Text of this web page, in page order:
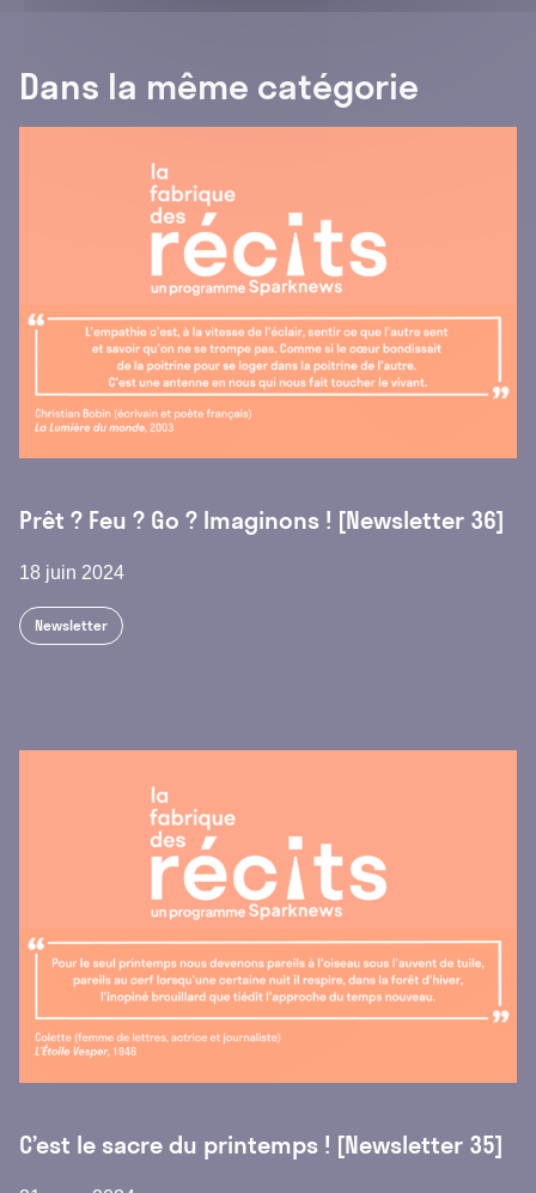
Dans la même catégorie
Prêt ? Feu ? Go ? Imaginons ! [Newsletter 36]
18 juin 2024
Newsletter
C’est le sacre du printemps ! [Newsletter 35]